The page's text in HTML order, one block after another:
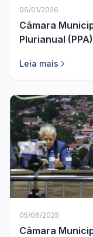
06/01/2026
Câmara
Plurianual (PPA)
Leia mais
05/06/2025
Câmara